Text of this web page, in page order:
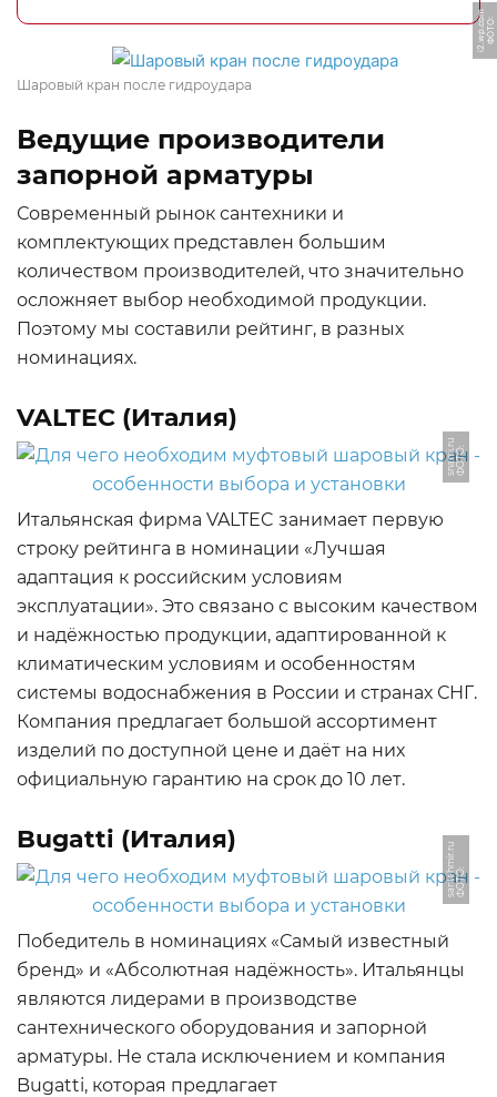
Ф
О
Т
О:
i
2.
w
p.
c
o
m
Шаровый кран после гидроудара
Ведущие производители
запорной арматуры
Современный рынок сантехники и
комплектующих представлен большим
количеством производителей, что значительно
осложняет выбор необходимой продукции.
Поэтому мы составили рейтинг, в разных
номинациях.
VALTEC (Италия)
Ф
О
Т
О:
s
n
a
mi.
r
u
Итальянская фирма VALTEC занимает первую
строку рейтинга в номинации «Лучшая
адаптация к российским условиям
эксплуатации». Это связано с высоким качеством
и надёжностью продукции, адаптированной к
климатическим условиям и особенностям
системы водоснабжения в России и странах СНГ.
Компания предлагает большой ассортимент
изделий по доступной цене и даёт на них
официальную гарантию на срок до 10 лет.
Bugatti (Италия)
Ф
О
Т
О:
s
a
n
t
e
h
mi
r.
r
u
Победитель в номинациях «Самый известный
бренд» и «Абсолютная надёжность». Итальянцы
являются лидерами в производстве
сантехнического оборудования и запорной
арматуры. Не стала исключением и компания
Bugatti, которая предлагает